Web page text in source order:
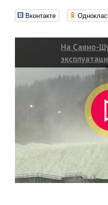
Вконтакте
На Саяно-
водосброс